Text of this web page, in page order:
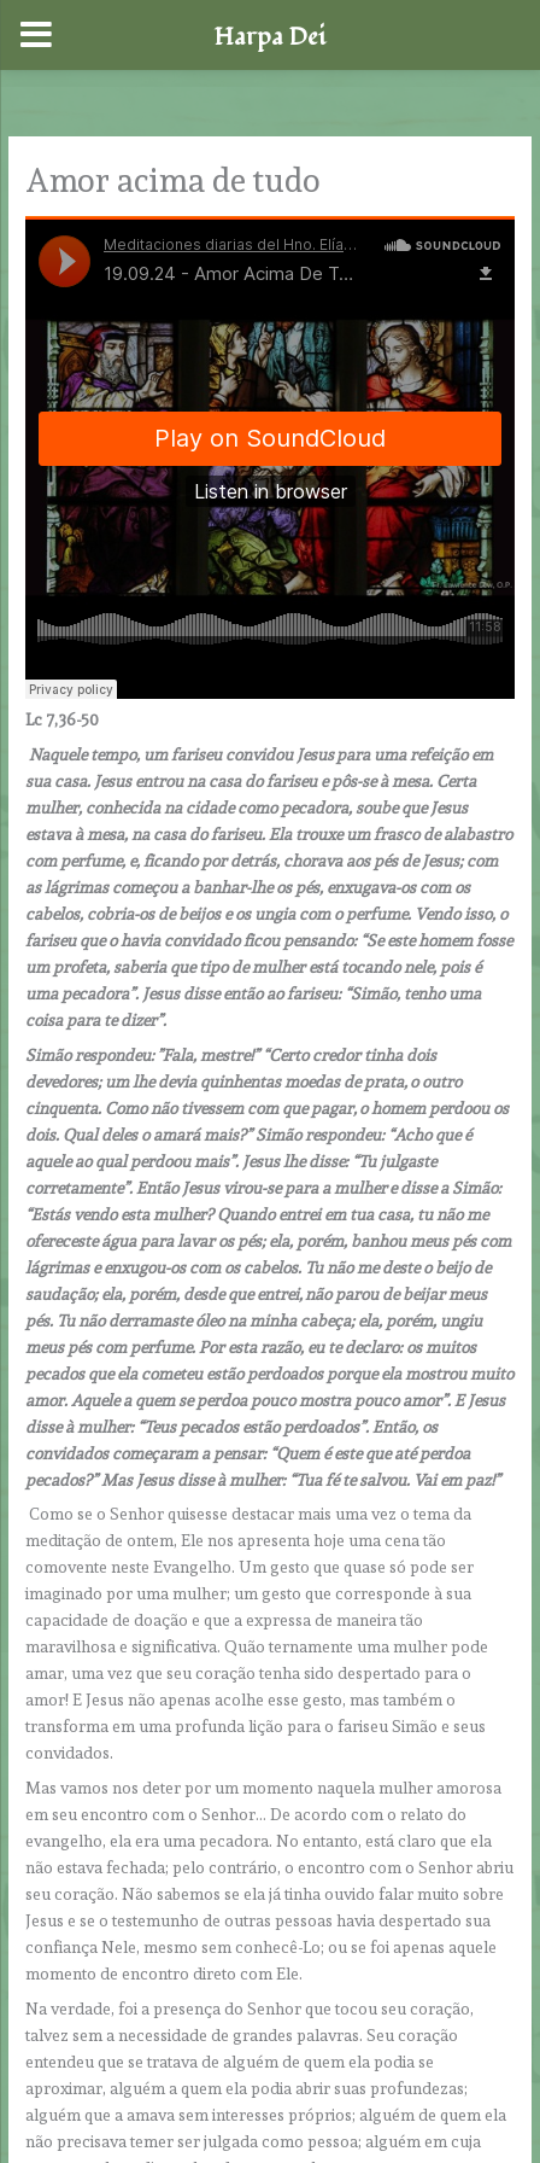
content
Amor acima de tudo
Lc 7,36-50
Naquele tempo, um fariseu convidou Jesus para uma refeição em
sua casa. Jesus entrou na casa do fariseu e pôs-se à mesa. Certa
mulher, conhecida na cidade como pecadora, soube que Jesus
estava à mesa, na casa do fariseu. Ela trouxe um frasco de alabastro
com perfume, e, ficando por detrás, chorava aos pés de Jesus; com
as lágrimas começou a banhar-lhe os pés, enxugava-os com os
cabelos, cobria-os de beijos e os ungia com o perfume. Vendo isso, o
fariseu que o havia convidado ficou pensando: “Se este homem fosse
um profeta, saberia que tipo de mulher está tocando nele, pois é
uma pecadora”. Jesus disse então ao fariseu: “Simão, tenho uma
coisa para te dizer”.
Simão respondeu: ”Fala, mestre!” “Certo credor tinha dois
devedores; um lhe devia quinhentas moedas de prata, o outro
cinquenta. Como não tivessem com que pagar, o homem perdoou os
dois. Qual deles o amará mais?” Simão respondeu: “Acho que é
aquele ao qual perdoou mais”. Jesus lhe disse: “Tu julgaste
corretamente”. Então Jesus virou-se para a mulher e disse a Simão:
“Estás vendo esta mulher? Quando entrei em tua casa, tu não me
ofereceste água para lavar os pés; ela, porém, banhou meus pés com
lágrimas e enxugou-os com os cabelos. Tu não me deste o beijo de
saudação; ela, porém, desde que entrei, não parou de beijar meus
pés. Tu não derramaste óleo na minha cabeça; ela, porém, ungiu
meus pés com perfume. Por esta razão, eu te declaro: os muitos
pecados que ela cometeu estão perdoados porque ela mostrou muito
amor. Aquele a quem se perdoa pouco mostra pouco amor”. E Jesus
disse à mulher: “Teus pecados estão perdoados”. Então, os
convidados começaram a pensar: “Quem é este que até perdoa
pecados?” Mas Jesus disse à mulher: “Tua fé te salvou. Vai em paz!”
Como se o Senhor quisesse destacar mais uma vez o tema da
meditação de ontem, Ele nos apresenta hoje uma cena tão
comovente neste Evangelho. Um gesto que quase só pode ser
imaginado por uma mulher; um gesto que corresponde à sua
capacidade de doação e que a expressa de maneira tão
maravilhosa e significativa. Quão ternamente uma mulher pode
amar, uma vez que seu coração tenha sido despertado para o
amor! E Jesus não apenas acolhe esse gesto, mas também o
transforma em uma profunda lição para o fariseu Simão e seus
convidados.
Mas vamos nos deter por um momento naquela mulher amorosa
em seu encontro com o Senhor… De acordo com o relato do
evangelho, ela era uma pecadora. No entanto, está claro que ela
não estava fechada; pelo contrário, o encontro com o Senhor abriu
seu coração. Não sabemos se ela já tinha ouvido falar muito sobre
Jesus e se o testemunho de outras pessoas havia despertado sua
confiança Nele, mesmo sem conhecê-Lo; ou se foi apenas aquele
momento de encontro direto com Ele.
Na verdade, foi a presença do Senhor que tocou seu coração,
talvez sem a necessidade de grandes palavras. Seu coração
entendeu que se tratava de alguém de quem ela podia se
aproximar, alguém a quem ela podia abrir suas profundezas;
alguém que a amava sem interesses próprios; alguém de quem ela
não precisava temer ser julgada como pessoa; alguém em cuja
Harpa Dei